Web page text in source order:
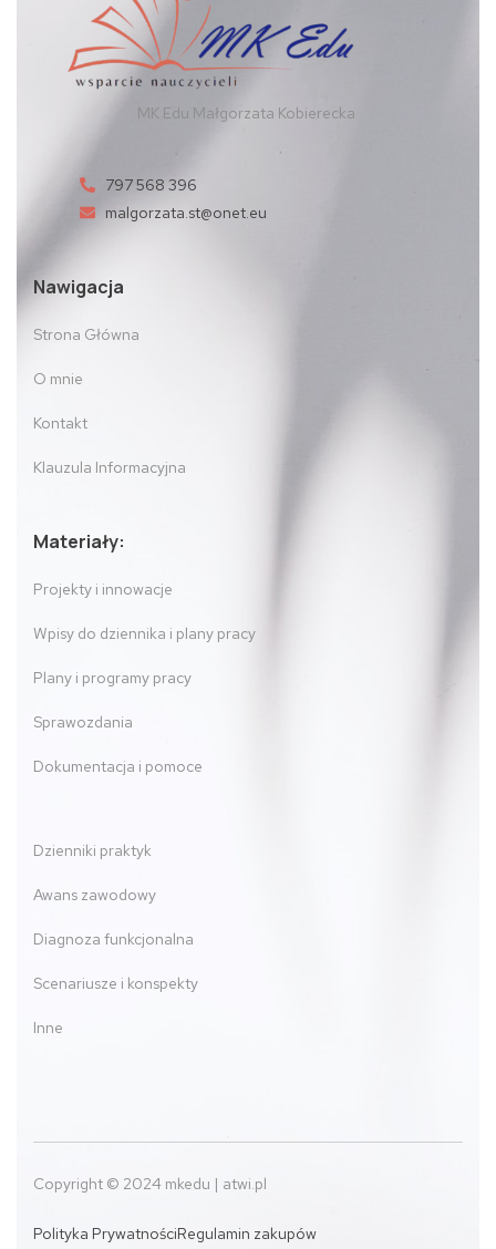
MK Edu Małgorzata Kobierecka
797 568 396
malgorzata.st@onet.eu
Nawigacja
Strona Główna
O mnie
Kontakt
Klauzula Informacyjna
Materiały:
Projekty i innowacje
Wpisy do dziennika i plany pracy
Plany i programy pracy
Sprawozdania
Dokumentacja i pomoce
Dzienniki praktyk
Awans zawodowy
Diagnoza funkcjonalna
Scenariusze i konspekty
Inne
Copyright © 2024 mkedu | atwi.pl
Polityka PrywatnościRegulamin zakupów